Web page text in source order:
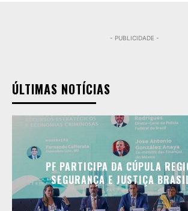
- PUBLICIDADE -
ÚLTIMAS NOTÍCIAS
PF PARTICIPA DA CÚPULA
SEGURANÇA E JUSTIÇA